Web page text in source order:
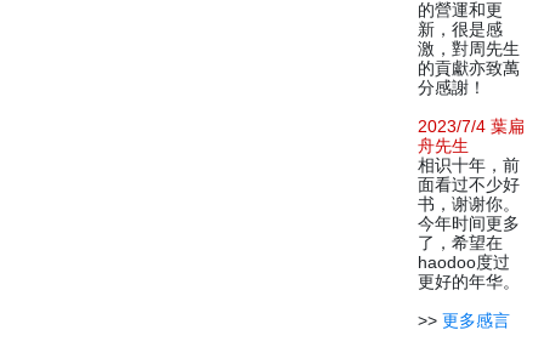
的營運和更
新，很是感
激，對周先生
的貢獻亦致萬
分感謝！
2023/7/4 葉扁
舟先生
相识十年，前
面看过不少好
书，谢谢你。
今年时间更多
了，希望在
haodoo度过
更好的年华。
>> 更多感言